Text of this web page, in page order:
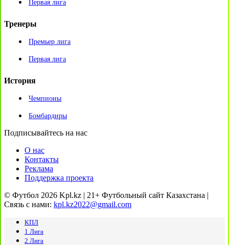
Первая лига
Тренеры
Премьер лига
Первая лига
История
Чемпионы
Бомбардиры
Подписывайтесь на нас
О нас
Контакты
Реклама
Поддержка проекта
© Футбол 2026 Kpl.kz | 21+ Футбольный сайт Казахстана |
Связь с нами: kpl.kz2022@gmail.com
КПЛ
1 Лига
2 Лига